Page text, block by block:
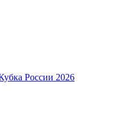
России 2026